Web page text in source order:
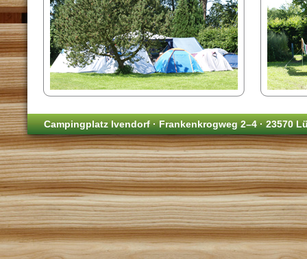
Campingplatz Ivendorf · Frankenkrogweg 2–4 · 23570